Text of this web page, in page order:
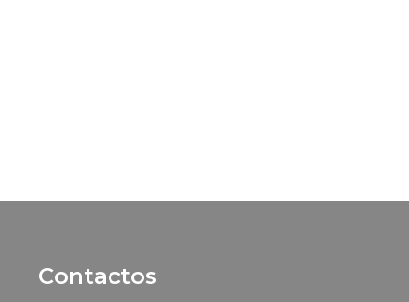
Contactos